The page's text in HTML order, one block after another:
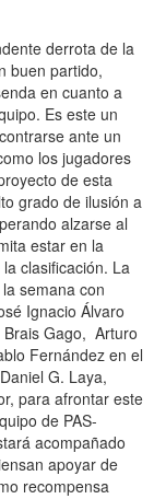
derrota de la
buen partido,
en cuanto a
Es este un
ante un
los jugadores
de esta
grado de ilusión a
alzarse al
estar en la
clasificación. La
semana con
Ignacio Álvaro
Gago, Arturo
Fernández en el
G. Laya,
para afrontar este
de PAS-
acompañado
apoyar de
recompensa